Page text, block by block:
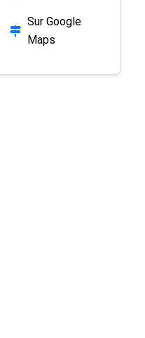
Sur Google
Maps